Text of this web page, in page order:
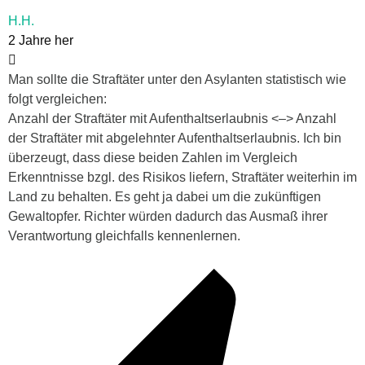
H.H.
2 Jahre her
Man sollte die Straftäter unter den Asylanten statistisch wie
folgt vergleichen:
Anzahl der Straftäter mit Aufenthaltserlaubnis <–> Anzahl
der Straftäter mit abgelehnter Aufenthaltserlaubnis. Ich bin
überzeugt, dass diese beiden Zahlen im Vergleich
Erkenntnisse bzgl. des Risikos liefern, Straftäter weiterhin im
Land zu behalten. Es geht ja dabei um die zukünftigen
Gewaltopfer. Richter würden dadurch das Ausmaß ihrer
Verantwortung gleichfalls kennenlernen.